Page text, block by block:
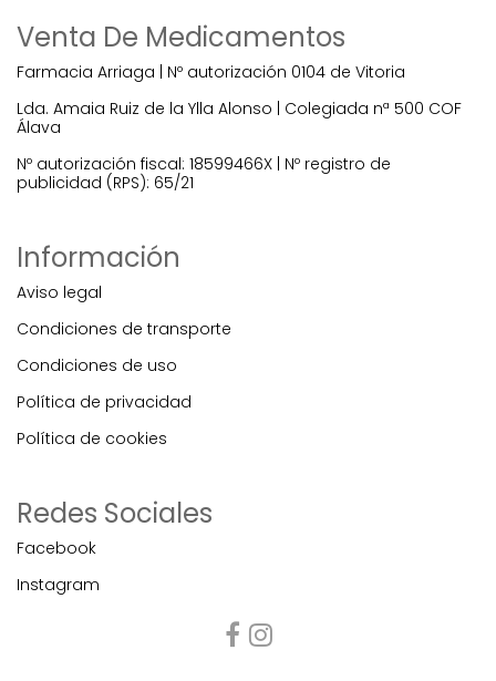
Venta De Medicamentos
Farmacia Arriaga | Nº autorización 0104 de Vitoria
Lda. Amaia Ruiz de la Ylla Alonso | Colegiada nª 500 COF
Álava
Nº autorización fiscal: 18599466X | Nº registro de
publicidad (RPS): 65/21
Información
Aviso legal
Condiciones de transporte
Condiciones de uso
Política de privacidad
Política de cookies
Redes Sociales
Facebook
Instagram